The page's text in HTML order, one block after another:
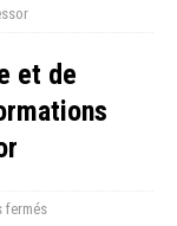
et de
fermés